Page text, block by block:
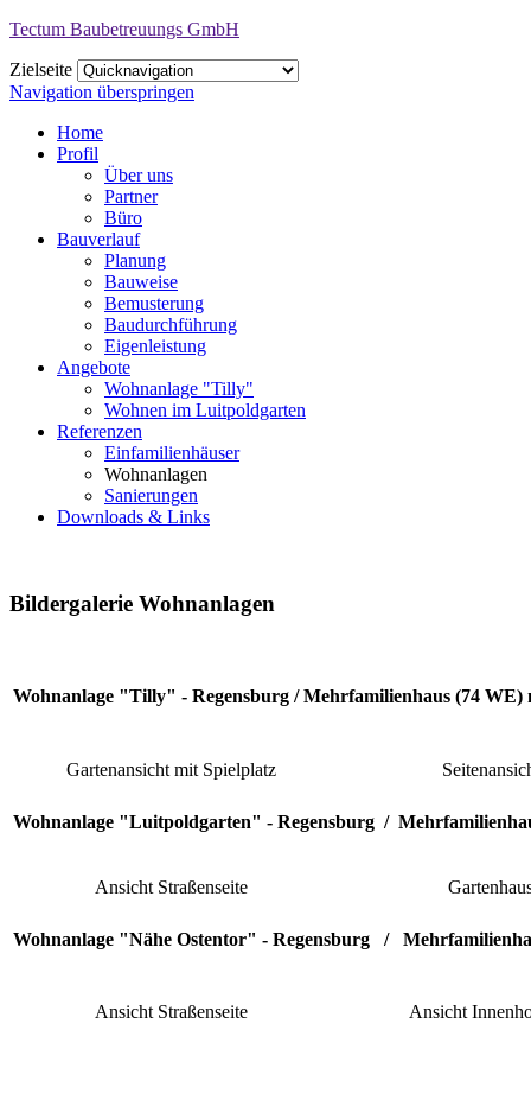
Tectum Baubetreuungs GmbH
Zielseite
Navigation überspringen
Home
Profil
Über uns
Partner
Büro
Bauverlauf
Planung
Bauweise
Bemusterung
Baudurchführung
Eigenleistung
Angebote
Wohnanlage "Tilly"
Wohnen im Luitpoldgarten
Referenzen
Einfamilienhäuser
Wohnanlagen
Sanierungen
Downloads & Links
Bildergalerie Wohnanlagen
Wohnanlage "Tilly" - Regensburg / Mehrfamilienhaus (74 WE)
Gartenansicht mit Spielplatz
Wohnanlage "Luitpoldgarten" - Regensburg /
Ansicht Straßenseite
Wohnanlage "Nähe Ostentor" - Regensburg /
Ansicht Straßenseite Ansicht